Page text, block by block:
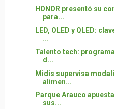
HONOR presentó su
para...
LED, OLED y QLED:
...
Talento tech:
d...
Midis supervisa
alimen...
Parque Arauco
sus...